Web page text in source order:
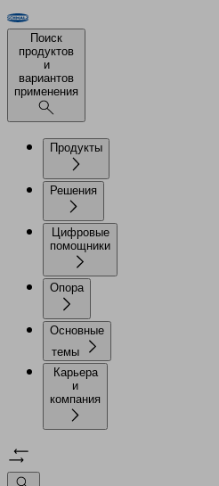
Поиск
продуктов
и
вариантов
применения
Продукты
Решения
Цифровые
помощники
Опора
Основные
темы
Карьера
и
компания